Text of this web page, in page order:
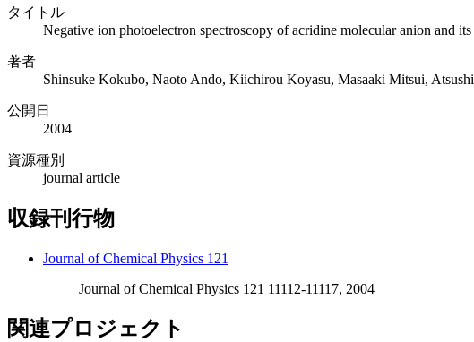
タイトル
Negative ion photoelectron spectroscopy of acridine molecular anion and
著者
Shinsuke Kokubo, Naoto Ando, Kiichirou Koyasu, Masaaki Mitsui,
公開日
2004
資源種別
journal article
収録刊行物
Journal of Chemical Physics 121
Journal of Chemical Physics 121 11112-11117, 2004
関連プロジェクト